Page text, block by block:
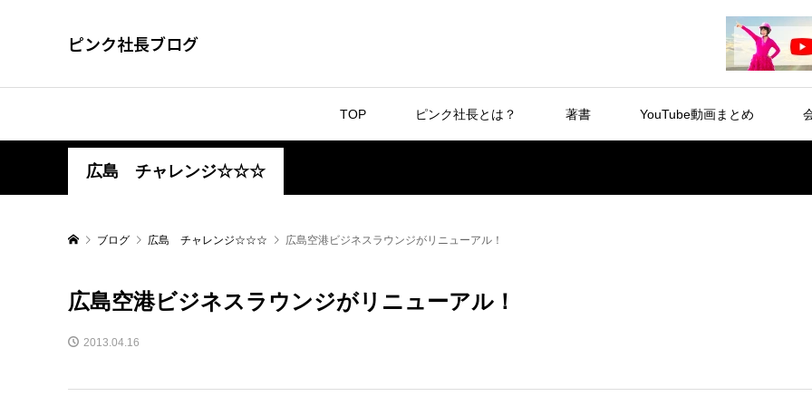
ピンク社長ブログ
TOP ピンク社長とは？ 著書 YouTube動画まとめ
広島 チャレンジ☆☆☆
ブログ 広島 チャレンジ☆☆☆ 広島空港ビジネスラウンジがリニューアル！
広島空港ビジネスラウンジがリニューアル！
2013.04.16